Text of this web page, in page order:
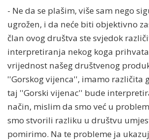
- Ne da se plašim, više sam nego
ugrožen, i da neće biti objektivno
član ovog društva ste svjedok
interpretiranja nekog koga
vrijednost našeg društvenog
''Gorskog vijenca'', imamo različita
taj ''Gorski vijenac'' bude
način, mislim da smo već u
smo stvorili razliku u društvu
pomirimo. Na te probleme ja